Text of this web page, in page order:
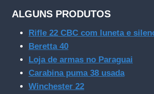
ALGUNS PRODUTOS
Rifle 22 CBC com luneta e
Beretta 40
Loja de armas no Paraguai
Carabina puma 38 usada
Winchester 22